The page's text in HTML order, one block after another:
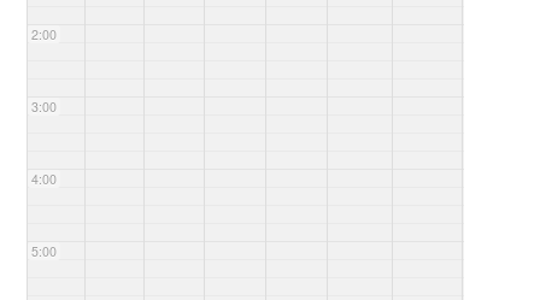
2:00
3:00
4:00
5:00